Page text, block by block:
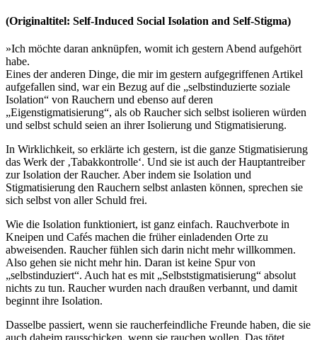
(Originaltitel: Self-Induced Social Isolation and Self-Stigma)
»Ich möchte daran anknüpfen, womit ich gestern Abend aufgehört
habe.
Eines der anderen Dinge, die mir im gestern aufgegriffenen Artikel
aufgefallen sind, war ein Bezug auf die „selbstinduzierte soziale
Isolation“ von Rauchern und ebenso auf deren
„Eigenstigmatisierung“, als ob Raucher sich selbst isolieren würden
und selbst schuld seien an ihrer Isolierung und Stigmatisierung.
In Wirklichkeit, so erklärte ich gestern, ist die ganze Stigmatisierung
das Werk der ‚Tabakkontrolle‘. Und sie ist auch der Hauptantreiber
zur Isolation der Raucher. Aber indem sie Isolation und
Stigmatisierung den Rauchern selbst anlasten können, sprechen sie
sich selbst von aller Schuld frei.
Wie die Isolation funktioniert, ist ganz einfach. Rauchverbote in
Kneipen und Cafés machen die früher einladenden Orte zu
abweisenden. Raucher fühlen sich darin nicht mehr willkommen.
Also gehen sie nicht mehr hin. Daran ist keine Spur von
„selbstinduziert“. Auch hat es mit „Selbststigmatisierung“ absolut
nichts zu tun. Raucher wurden nach draußen verbannt, und damit
beginnt ihre Isolation.
Dasselbe passiert, wenn sie raucherfeindliche Freunde haben, die sie
auch daheim rausschicken, wenn sie rauchen wollen. Das tötet